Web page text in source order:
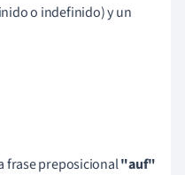
o indefinido) y un
frase preposicional"auf"